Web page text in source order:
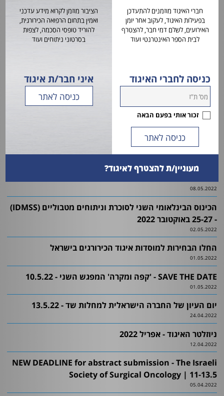
חברות ב-SSO ו-ESSO
31.05.2022
הודעה על פתיחת הרישום כנס סיבוכים בכירורגיה כללית -
הכנס השנתי של איגוד הכירורגים בישראל 2022
18.05.2022
יום העיון הראשון - החברה הישראלית לכירורגיה גריאטרית
SAVE THE DATE
16.05.2022
החלו הבחירות לחברה הישראלית לכירורגיה אונקולוגית
08.05.2022
הכינוס הבינלאומי השני לסוכרת וניתוחים מטבוליים (IDMSS)
- 25-27 באוקטובר 2022
02.05.2022
החלו הבחירות למוסדות איגוד הכירורגים בישראל
01.05.2022
SAVE THE DATE - 'קפה ומקרה' המפגש השני - 10.5.22
01.05.2022
יום העיון של החברה הישראלית למחלות שד - 13.5.22
24.04.2022
ניוזלטר האיגוד - אפריל 2022
12.04.2022
NEW DEADLINE for abstract submission - The Israeli
Society of Surgical Oncology | 11-13.5
05.04.2022
חברי האיגוד מוזמנים להתעדכן
בפעילות האיגוד, לעקוב אחר יומן
האירועים, לשלם דמי חבר, להצטרף
לבית הספר האינטרנטי ועוד
כניסה לחברי האיגוד
זכור אותי בפעם הבאה
הציבור מוזמן לקרוא מידע עדכני
ואמין בתחום הרפואה הכירורגית,
להוריד טופסי הסכמה, לצפות
בסרטוני ניתוחים ועוד
איני חבר/ת איגוד
מעוניין/ת להצטרף לאיגוד?